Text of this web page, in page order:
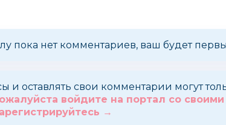
пока нет комментариев, ваш будет
и оставлять свои комментарии могут
войдите на портал со
→